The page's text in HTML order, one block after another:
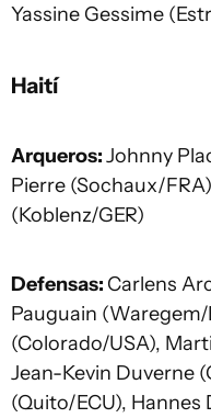
Yassine Gessime
Haití
Arqueros:Johnny
Pierre (Sochaux/
(Koblenz/GER)
Defensas: Carlens
Pauguain
(Colorado/USA),
Jean-Kevin Duverne
(Quito/ECU),